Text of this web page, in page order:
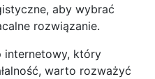
aby wybrać
rozwiązanie.
internetowy, który
warto rozważyć